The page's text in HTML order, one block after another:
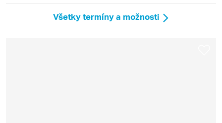
Všetky termíny a možnosti